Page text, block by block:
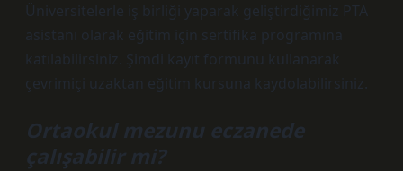
Üniversitelerle iş birliği yaparak geliştirdiğimiz PTA
asistanı olarak eğitim için sertifika programına
katılabilirsiniz. Şimdi kayıt formunu kullanarak
çevrimiçi uzaktan eğitim kursuna kaydolabilirsiniz.
Ortaokul mezunu eczanede
çalışabilir mi?